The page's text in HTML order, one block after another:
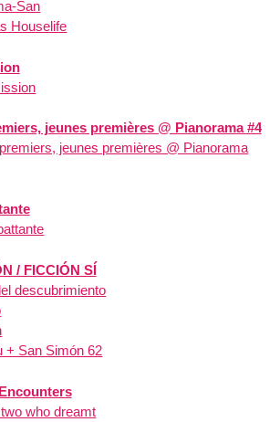
San
Houselife
jeunes premières @ Pianorama #4
jeunes premières @ Pianorama
/ FICCIÓN SÍ
descubrimiento
+ San Simón 62
who dreamt